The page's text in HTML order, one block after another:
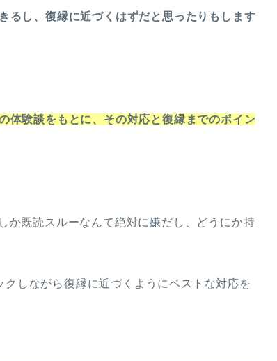
るし、復縁に近づくはずだと思ったりもします
体験談をもとに、その対応と復縁までのポイン
か既読スルーなんて絶対に嫌だし、どうにか持
しながら復縁に近づくようにベストな対応を